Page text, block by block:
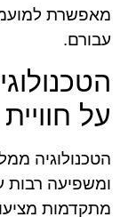
מאפשרת
עבורם.
על
הטכנולוגיה
ומשפיעה רבות
מתקדמות